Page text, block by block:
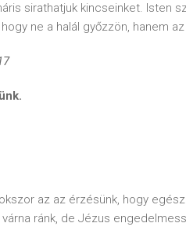
sirathatjuk kincseinket. Isten
ne a halál győzzön, hanem
az az érzésünk, hogy
ránk, de Jézus